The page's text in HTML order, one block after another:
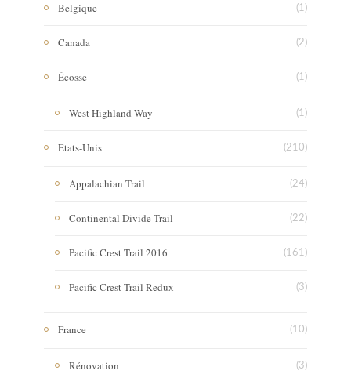
Belgique (1)
Canada (2)
Écosse (1)
West Highland Way (1)
États-Unis (210)
Appalachian Trail (24)
Continental Divide Trail (22)
Pacific Crest Trail 2016 (161)
Pacific Crest Trail Redux (3)
France (10)
Rénovation (3)